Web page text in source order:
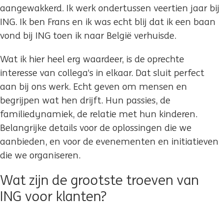
aangewakkerd. Ik werk ondertussen veertien jaar bij
ING. Ik ben Frans en ik was echt blij dat ik een baan
vond bij ING toen ik naar België verhuisde.
Wat ik hier heel erg waardeer, is de oprechte
interesse van collega’s in elkaar. Dat sluit perfect
aan bij ons werk. Echt geven om mensen en
begrijpen wat hen drijft. Hun passies, de
familiedynamiek, de relatie met hun kinderen.
Belangrijke details voor de oplossingen die we
aanbieden, en voor de evenementen en initiatieven
die we organiseren.
Wat zijn de grootste troeven van
ING voor klanten?